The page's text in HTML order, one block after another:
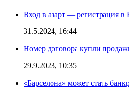
Вход в азарт — регистрация
31.5.2024, 16:44
Номер договора купли
29.9.2023, 10:35
«Барселона» может стать